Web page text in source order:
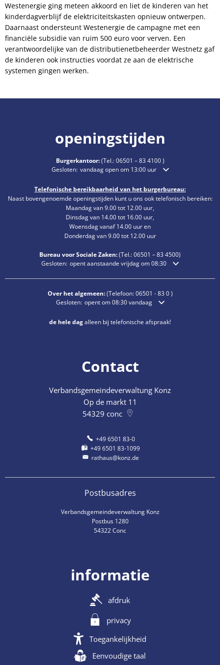
Westenergie ging meteen akkoord en liet de kinderen van het
kinderdagverblijf de elektriciteitskasten opnieuw ontwerpen.
Daarnaast ondersteunt Westenergie de campagne met een
financiële subsidie van ruim 500 euro voor verven. Een
verantwoordelijke van de distributienetbeheerder Westnetz gaf
de kinderen ook instructies voordat ze aan de elektrische
systemen gingen werken.
openingstijden
Burgerkantoor:(Tel.:06501 – 83 4100)
Klik om extra openings- of sluitingstijden te verbergen
Gesloten: vandaag open om 13:00 uur
Telefonische bereikbaarheid van het burgerbureau:
Naast bovengenoemde openingstijden kunt u ons ook telefonisch bereiken:
Maandag van 9.00 tot 12.00 uur,
Dinsdag van 14.00 tot 16.00 uur,
Woensdag vanaf 14.00 uur en
Donderdag van 9.00 tot 12.00 uur
Bureau voor Sociale Zaken:(Tel.:06501 – 834500)
Klik om extra openings- of sluitingstijden te verbergen
Gesloten: opent aanstaande vrijdag om 08:30
Over het algemeen:(Telefoon:06501 - 83 0)
Klik om extra openings- of sluitingstijden te verbergen
Gesloten: opent om 08:30 vandaag
de hele dagalleen bij telefonische afspraak!
Contact
Verbandsgemeindeverwaltung Konz
Op de markt 11
54329 conc
+49 6501 83-0
+49 6501 83-1099
rathaus@konz.de
Postbusadres
Verbandsgemeindeverwaltung Konz
Postbus 1280
54322 Conc
informatie
afdruk
privacy
Toegankelijkheid
Eenvoudige taal